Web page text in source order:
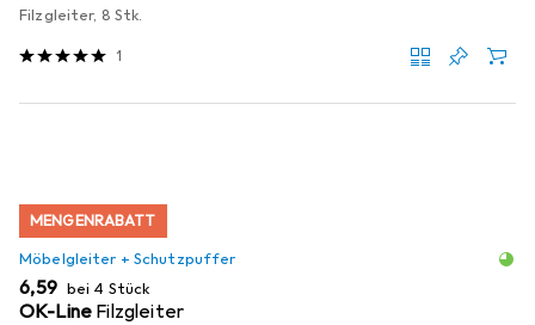
Filzgleiter, 8 Stk.
1
MENGENRABATT
Möbelgleiter + Schutzpuffer
EUR
6,59 bei 4 Stück
OK-Line Filzgleiter